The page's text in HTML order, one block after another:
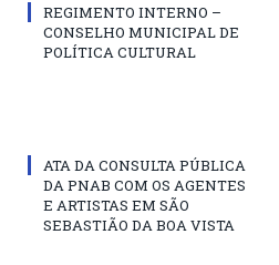
REGIMENTO INTERNO –
CONSELHO MUNICIPAL DE
POLÍTICA CULTURAL
ATA DA CONSULTA PÚBLICA
DA PNAB COM OS AGENTES
E ARTISTAS EM SÃO
SEBASTIÃO DA BOA VISTA